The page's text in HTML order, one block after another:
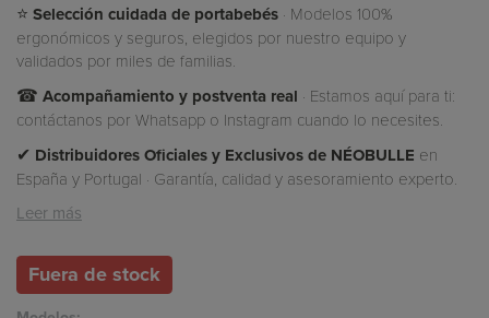
⭐ Selección cuidada de portabebés · Modelos 100%
ergonómicos y seguros, elegidos por nuestro equipo y
validados por miles de familias.
☎ Acompañamiento y postventa real · Estamos aquí para ti:
contáctanos por Whatsapp o Instagram cuando lo necesites.
✔ Distribuidores Oficiales y Exclusivos de NÉOBULLE en
España y Portugal · Garantía, calidad y asesoramiento experto.
Leer más
Fuera de stock